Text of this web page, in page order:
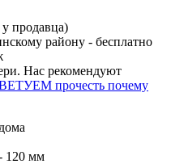
продавца)
району - бесплатно
Нас рекомендуют
прочесть почему
120 мм